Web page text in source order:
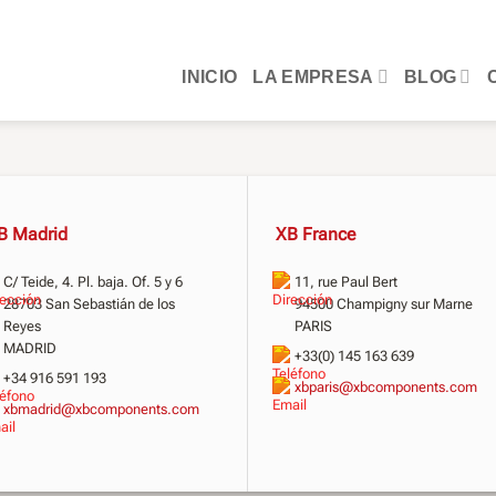
INICIO LA EMPRESA BLOG
Madrid
C/ Teide, 4. Pl. baja. Of. 5 y 6
28703 San Sebastián de los
Reyes
MADRID
+34 916 591 193
xbmadrid@xbcomponents.com
XB France
11, rue Paul Bert
94500 Champigny sur Marne
PARIS
+33(0) 145 163 639
xbparis@xbcomponents.com